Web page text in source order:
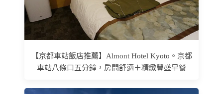
【京都車站飯店推薦】Almont Hotel Kyoto。京都
車站八條口五分鐘，房間舒適＋精緻豐盛早餐